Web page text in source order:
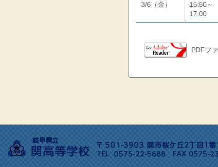
3/6（金）
15:50～
17:00
PDFフ